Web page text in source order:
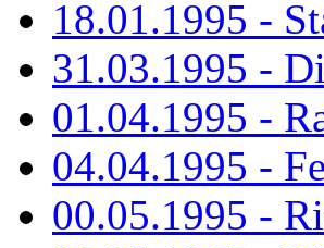
18.01.1995 -
31.03.1995 -
01.04.1995 -
04.04.1995 -
00.05.1995 -